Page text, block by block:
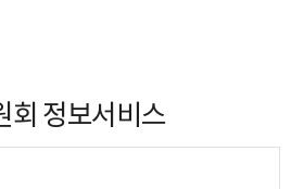
회 정보서비스